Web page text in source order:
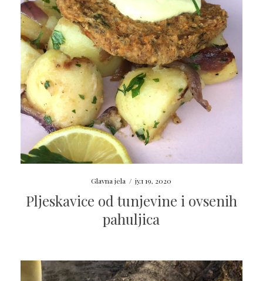
Glavna jela / јул 19, 2020
Pljeskavice od tunjevine i ovsenih
pahuljica